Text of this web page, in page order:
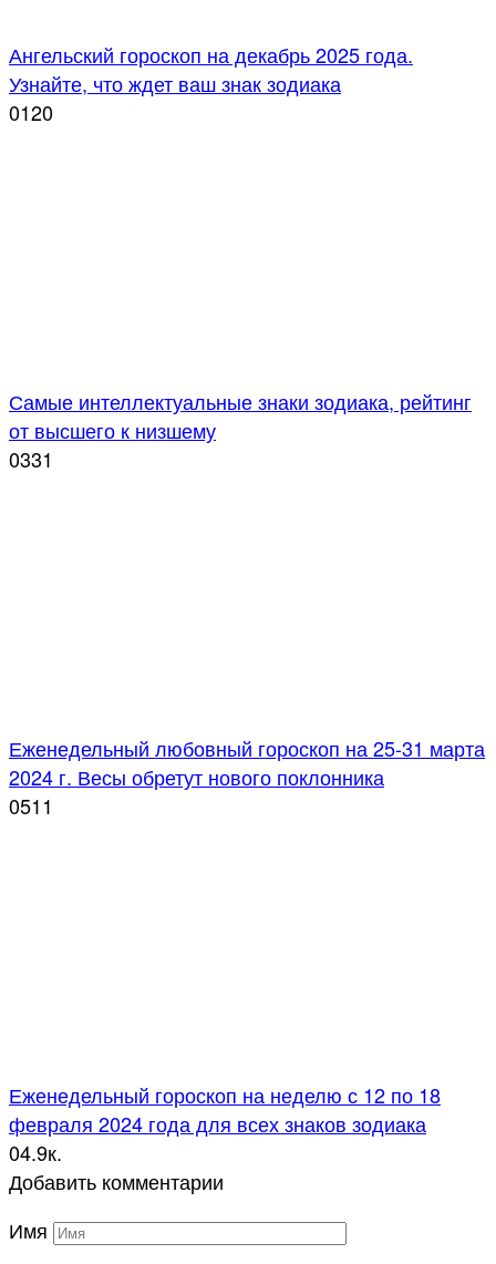
Ангельский гороскоп на декабрь 2025 года.
Узнайте, что ждет ваш знак зодиака
0120
Самые интеллектуальные знаки зодиака, рейтинг
от высшего к низшему
0331
Еженедельный любовный гороскоп на 25-31 марта
2024 г. Весы обретут нового поклонника
0511
Еженедельный гороскоп на неделю с 12 по 18
февраля 2024 года для всех знаков зодиака
04.9к.
Добавить комментарии
Имя